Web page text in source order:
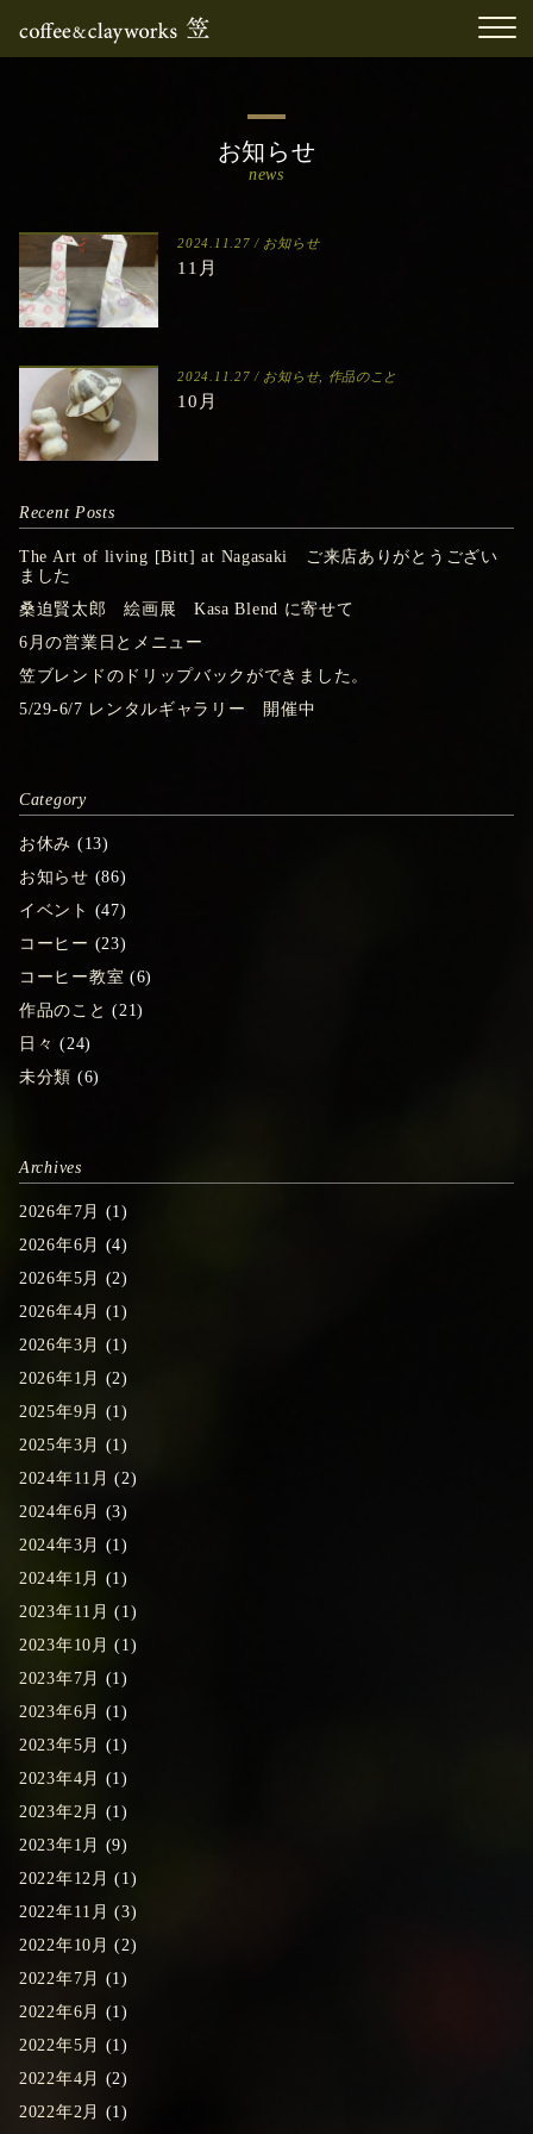
お知らせ
news
2024.11.27 / お知らせ
11月
2024.11.27 / お知らせ, 作品のこと
10月
Recent Posts
The Art of living [Bitt] at Nagasaki ご来店ありがとうござい
ました
桑迫賢太郎 絵画展 Kasa Blend に寄せて
6月の営業日とメニュー
笠ブレンドのドリップバックができました。
5/29-6/7 レンタルギャラリー 開催中
Category
お休み (13)
お知らせ (86)
イベント (47)
コーヒー (23)
コーヒー教室 (6)
作品のこと (21)
日々 (24)
未分類 (6)
Archives
2026年7月
(1)
2026年6月
(4)
2026年5月
(2)
2026年4月
(1)
2026年3月
(1)
2026年1月
(2)
2025年9月
(1)
2025年3月
(1)
2024年11月 (2)
2024年6月
(3)
2024年3月
(1)
2024年1月
(1)
2023年11月 (1)
2023年10月 (1)
2023年7月
(1)
2023年6月
(1)
2023年5月
(1)
2023年4月
(1)
2023年2月
(1)
2023年1月
(9)
2022年12月 (1)
2022年11月 (3)
2022年10月 (2)
2022年7月
(1)
2022年6月
(1)
2022年5月
(1)
2022年4月
(2)
2022年2月
(1)